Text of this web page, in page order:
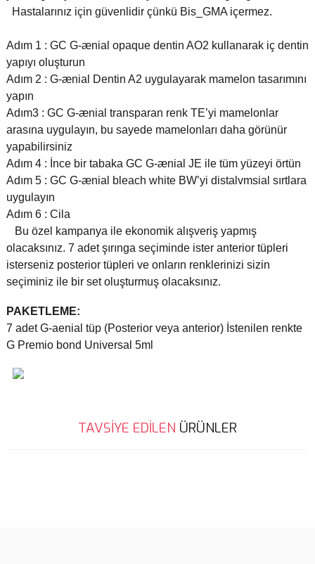
Hastalarınız için güvenlidir çünkü Bis_GMA içermez.
Adım 1 : GC G-ænial opaque dentin AO2 kullanarak iç dentin
yapıyı oluşturun
Adım 2 : G-ænial Dentin A2 uygulayarak mamelon tasarımını
yapın
Adım3 : GC G-ænial transparan renk TE’yi mamelonlar
arasına uygulayın, bu sayede mamelonları daha görünür
yapabilirsiniz
Adım 4 : İnce bir tabaka GC G-ænial JE ile tüm yüzeyi örtün
Adım 5 : GC G-ænial bleach white BW’yi distalvmsial sırtlara
uygulayın
Adım 6 : Cila
Bu özel kampanya ile ekonomik alışveriş yapmış
olacaksınız. 7 adet şırınga seçiminde ister anterior tüpleri
isterseniz posterior tüpleri ve onların renklerinizi sizin
seçiminiz ile bir set oluşturmuş olacaksınız.
PAKETLEME:
7 adet G-aenial tüp (Posterior veya anterior) İstenilen renkte
G Premio bond Universal 5ml
Bu ürünün fiyat bilgisi, resim, ürün açıklamalarında ve diğer
konularda yetersiz gördüğünüz noktaları öneri formunu kullanarak
TAVSİYE EDİLEN ÜRÜNLER